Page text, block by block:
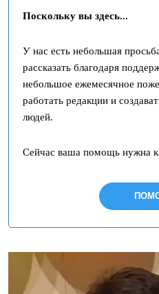
Поскольку вы здесь...
У нас есть небольшая
рассказать благодаря
небольшое ежемесячное
работать редакции и
людей.
Сейчас ваша помощь нужна